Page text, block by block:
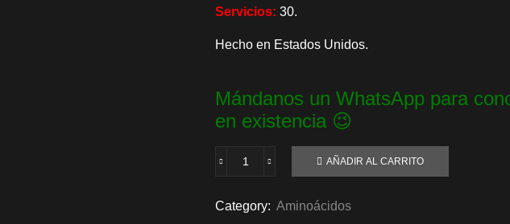
Servicios: 30.
Hecho en Estados Unidos.
Mándanos un WhatsApp para
en existencia 😉
Amino
BSN
30
AÑADIR AL CARRITO
Category: Aminoácidos